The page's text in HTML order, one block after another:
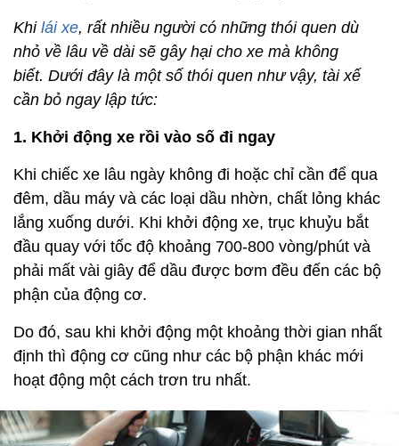
Khi lái xe, rất nhiều người có những thói quen dù
nhỏ về lâu về dài sẽ gây hại cho xe mà không
biết. Dưới đây là một số thói quen như vậy, tài xế
cần bỏ ngay lập tức:
1. Khởi động xe rồi vào số đi ngay
Khi chiếc xe lâu ngày không đi hoặc chỉ cần để qua
đêm, dầu máy và các loại dầu nhờn, chất lỏng khác
lắng xuống dưới. Khi khởi động xe, trục khuỷu bắt
đầu quay với tốc độ khoảng 700-800 vòng/phút và
phải mất vài giây để dầu được bơm đều đến các bộ
phận của động cơ.
Do đó, sau khi khởi động một khoảng thời gian nhất
định thì động cơ cũng như các bộ phận khác mới
hoạt động một cách trơn tru nhất.